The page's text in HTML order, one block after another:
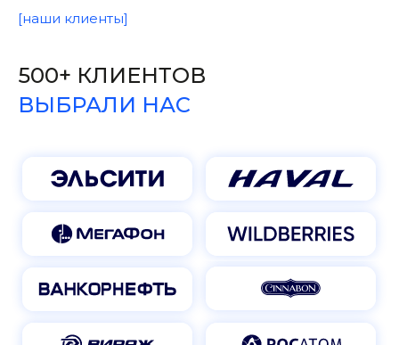
[наши клиенты]
500+ КЛИЕНТОВ
ВЫБРАЛИ НАС